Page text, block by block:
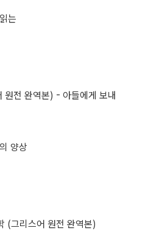
는
원전 완역본) - 아들에게 보내
양상
(그리스어 원전 완역본)